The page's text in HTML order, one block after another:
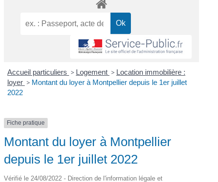
Accueil particuliers > Logement > Location immobilière :
loyer > Montant du loyer à Montpellier depuis le 1er juillet
2022
Fiche pratique
Montant du loyer à Montpellier
depuis le 1er juillet 2022
Vérifié le 24/08/2022 - Direction de l'information légale et